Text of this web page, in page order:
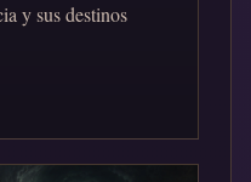
y sus destinos